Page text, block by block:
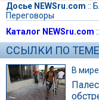
Досье NEWSru.com ::
Переговоры
Каталог NEWSru.com ::
ССЫЛКИ ПО ТЕМЕ
В мире